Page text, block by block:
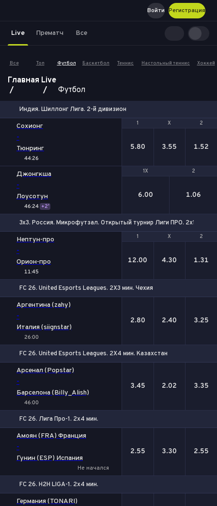
Регистрация
Войти
Live Прематч Все
Все Топ Футбол Баскетбол Теннис Настольный теннис Хоккей
Главная Live
Футбол
Индия. Шиллонг Лига. 2-й дивизион
1 Х 2
Сохионг
-
Тюнринг
44:26
1 Х 2
5.80 3.55 1.52
1X 2
Джонгкша
-
Лоусотун
46:24 +2'
1X 2
6.00 1.06
3x3. Россия. Микрофутзал. Открытый турнир Лиги ПРО. 2х10 мин.
1 Х 2
Нептун-про
-
Орион-про
11:45
1 Х 2
12.00 4.30 1.31
FC 26. United Esports Leagues. 2X3 мин. Чехия
Аргентина (zahy)
-
Италия (siignstar)
26:00
2.80 2.40 3.25
FC 26. United Esports Leagues. 2X4 мин. Казахстан
Арсенал (Popstar)
-
Барселона (Billy_Alish)
46:00
3.45 2.02 3.35
FC 26. Лига Про-1. 2x4 мин.
Амоян (FRA) Франция
-
Гунин (ESP) Испания
Не начался
2.55 3.30 2.55
FC 26. H2H LIGA-1. 2x4 мин.
Германия (TONARI)